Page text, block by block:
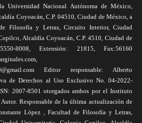
Universidad Nacional Autónoma de México,
Coyoacán, C.P. 04510, Ciudad de México, a
Filosofía y Letras, Circuito Interior, Ciudad
Alcaldía Coyoacán, C.P. 4510, Ciudad de
8008, Extensión: 21815, Fax:56160
Editor responsable: Alberto
de Derechos al Uso Exclusivo No. 04-2022-
2007-8501 otorgados ambos por el Instituto
Responsable de la última actualización de
López , Facultad de Filosofía y Letras,